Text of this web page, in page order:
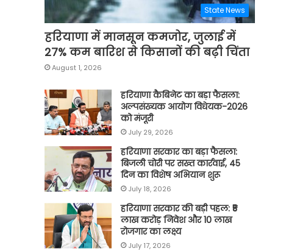
State News
हरियाणा में मानसून कमजोर, जुलाई में
27% कम बारिश से किसानों की बढ़ी चिंता
August 1, 2026
हरियाणा कैबिनेट का बड़ा फैसला:
अल्पसंख्यक आयोग विधेयक-2026
को मंजूरी
July 29, 2026
हरियाणा सरकार का बड़ा फैसला:
बिजली चोरी पर सख्त कार्रवाई, 45
दिन का विशेष अभियान शुरू
July 18, 2026
हरियाणा सरकार की बड़ी पहल: ₹5
लाख करोड़ निवेश और 10 लाख
रोजगार का लक्ष्य
July 17, 2026